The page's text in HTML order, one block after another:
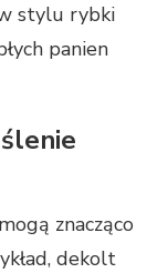
stylu rybki
panien
znacząco
dekolt